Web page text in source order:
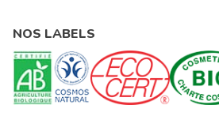
NOS LABELS